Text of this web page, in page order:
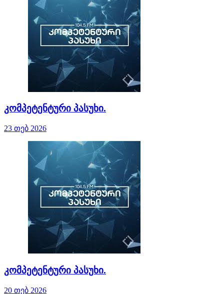
კომპეტენტური პასუხი.
23 თებ 2026
კომპეტენტური პასუხი.
20 თებ 2026